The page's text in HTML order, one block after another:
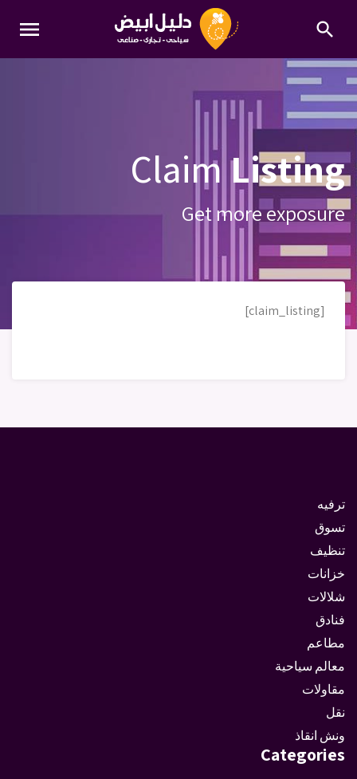
search
menu
Claim Listing
Get more exposure
[claim_listing]
ترفيه
تسوق
تنظيف
خزانات
شلالات
فنادق
مطاعم
معالم سياحية
مقاولات
نقل
ونش انقاذ
Categories